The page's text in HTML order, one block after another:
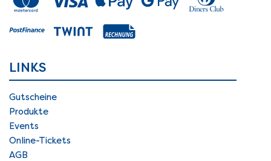
LINKS
Gutscheine
Produkte
Events
Online-Tickets
AGB